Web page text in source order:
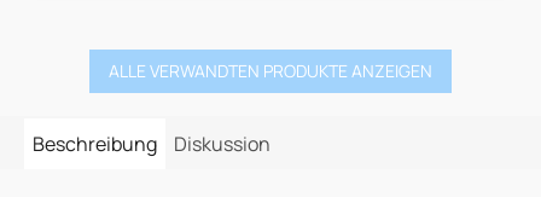
ALLE VERWANDTEN PRODUKTE ANZEIGEN
Beschreibung Diskussion